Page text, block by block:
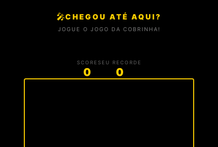
🎤CHEGOU ATÉ AQUI?
JOGUE O JOGO DA COBRINHA!
SCORE
0
SEU RECORDE
0